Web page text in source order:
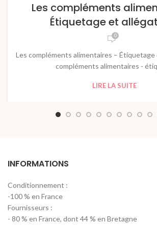
Les compléments
Étiquetage et
0
Les compléments alimentaires –
compléments alimentaires -
LIRE LA SUITE
INFORMATIONS
Conditionnement :
-100 % en France
Fournisseurs :
- 80 % en France, dont 44 % en Bretagne